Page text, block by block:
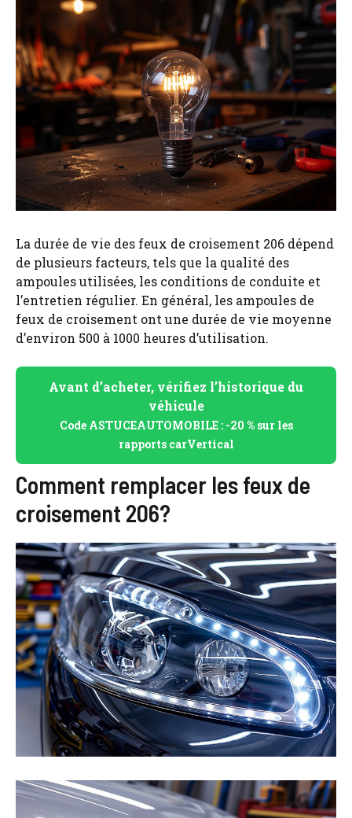
La durée de vie des feux de croisement 206 dépend
de plusieurs facteurs, tels que la qualité des
ampoules utilisées, les conditions de conduite et
l’entretien régulier. En général, les ampoules de
feux de croisement ont une durée de vie moyenne
d’environ 500 à 1000 heures d’utilisation.
Avant d’acheter, vérifiez l’historique du
véhicule
Code ASTUCEAUTOMOBILE : -20 % sur les
rapports carVertical
Comment remplacer les feux de
croisement 206?